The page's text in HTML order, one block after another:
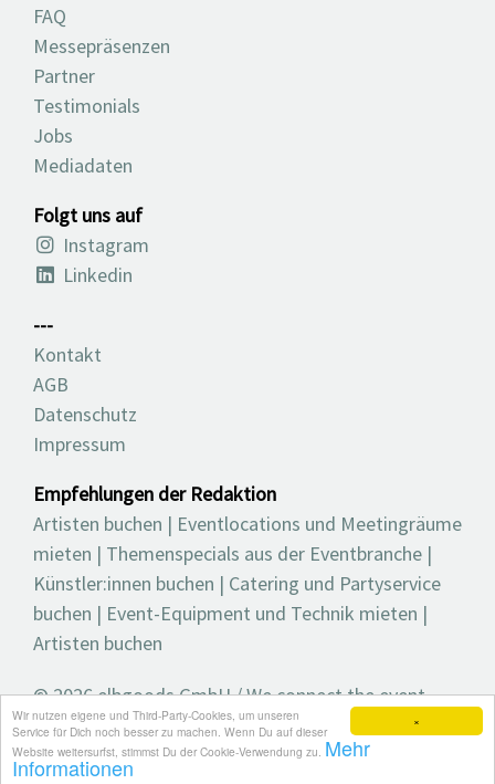
×
Wir nutzen eigene und Third-Party-Cookies, um unseren
Service für Dich noch besser zu machen. Wenn Du auf dieser
Website weitersurfst, stimmst Du der Cookie-Verwendung zu. Mehr
Informationen
FAQ
Messepräsenzen
Partner
Testimonials
Jobs
Mediadaten
Folgt uns auf
Instagram
Linkedin
---
Kontakt
AGB
Datenschutz
Impressum
Empfehlungen der Redaktion
Artisten buchen | Eventlocations und Meetingräume
mieten | Themenspecials aus der Eventbranche |
Künstler:innen buchen | Catering und Partyservice
buchen | Event-Equipment und Technik mieten |
Artisten buchen
© 2026 elbgoods GmbH / We connect the event
industry / Medienvielfalt für die Eventplanung /
Eventbranchenbuch, Blog, Magazin und mehr